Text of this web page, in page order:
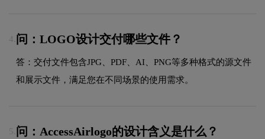
4. 问：LOGO设计交付哪些文件？
答：交付文件包含JPG、PDF、AI、PNG等多种格式的源文件
和展示文件，满足您在不同场景的使用需求。
5. 问：AccessAirlogo的设计含义是什么？